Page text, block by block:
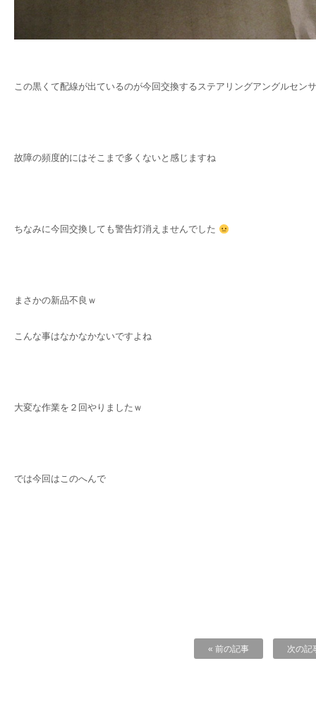
この黒くて配線が出ているのが今回交換するステアリングアングルセン
故障の頻度的にはそこまで多くないと感じますね
ちなみに今回交換しても警告灯消えませんでした
まさかの新品不良ｗ
こんな事はなかなかないですよね
大変な作業を２回やりましたｗ
では今回はこのへんで
« 前の記事 次の記